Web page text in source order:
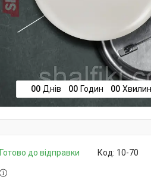
00 Днів 00 Годин 00 Хвилин
Готово до відправки Код: 10-70